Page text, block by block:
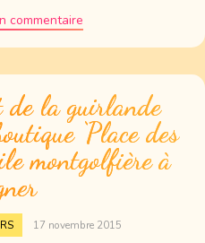
commentaire
de la guirlande
‘Place des
montgolfière à
17 novembre 2015